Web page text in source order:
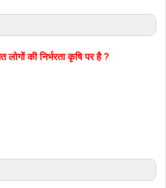
लोगों की निर्भरता कृषि पर है ?